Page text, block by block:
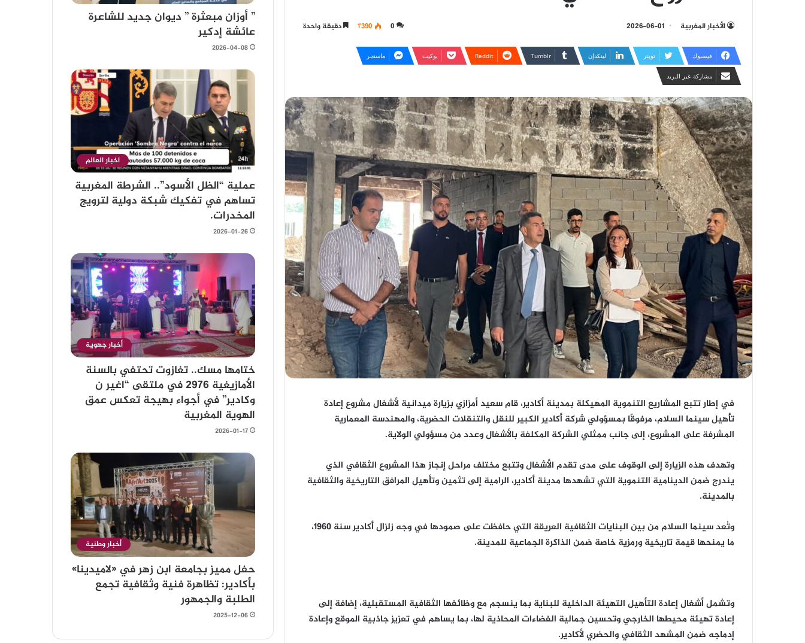
الأخبار المغربية 2026-06-01
0 1٬390 دقيقة واحدة
فيسبوك تويتر لينكدإن بوكيت ماسنجر
مشاركة عبر البريد
في إطار تتبع المشاريع التنموية المهيكلة بمدينة أكادير، قام سعيد أمزازي بزيارة ميدانية لأشغال مشروع إعادة
تأهيل سينما السلام، مرفوقًا بمسؤولي شركة أكادير الكبير للنقل والتنقلات الحضرية، والمهندسة المعمارية
المشرفة على المشروع، إلى جانب ممثلي الشركة المكلفة بالأشغال وعدد من مسؤولي الولاية.
وتهدف هذه الزيارة إلى الوقوف على مدى تقدم الأشغال وتتبع مختلف مراحل إنجاز هذا المشروع الثقافي الذي
يندرج ضمن الدينامية التنموية التي تشهدها مدينة أكادير، الرامية إلى تثمين وتأهيل المرافق التاريخية والثقافية
بالمدينة.
وتُعد سينما السلام من بين البنايات الثقافية العريقة التي حافظت على صمودها في وجه زلزال أكادير سنة 1960،
ما يمنحها قيمة تاريخية ورمزية خاصة ضمن الذاكرة الجماعية للمدينة.
وتشمل أشغال إعادة التأهيل التهيئة الداخلية للبناية بما ينسجم مع وظائفها الثقافية المستقبلية، إضافة إلى
إعادة تهيئة محيطها الخارجي وتحسين جمالية الفضاءات المحاذية لها، بما يساهم في تعزيز جاذبية الموقع وإعادة
إدماجه ضمن المشهد الثقافي والحضري لأكادير.
” أوزان مبعثرة ” ديوان جديد للشاعرة
عائشة إدكير
2026-04-08
اخبار العالم
عملية “الظل الأسود”.. الشرطة المغربية
تساهم في تفكيك شبكة دولية لترويج
المخدرات.
2026-01-26
أخبار جهوية
ختامها مسك.. تغازوت تحتفي بالسنة
الأمازيغية 2976 في ملتقى “اغير ن
وكادير” في أجواء بهيجة تعكس عمق
الهوية المغربية
2026-01-17
أخبار وطنية
حفل مميز بجامعة ابن زهر في «لاميدينا»
بأكادير: تظاهرة فنية وثقافية تجمع
الطلبة والجمهور
2025-12-06